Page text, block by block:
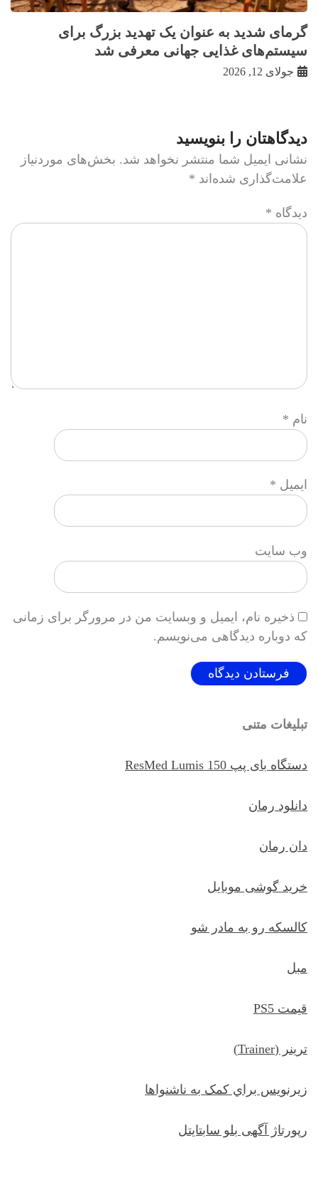
گرمای شدید به عنوان یک تهدید بزرگ برای
سیستم‌های غذایی جهانی معرفی شد
جولای 12, 2026
دیدگاهتان را بنویسید
نشانی ایمیل شما منتشر نخواهد شد. بخش‌های موردنیاز
علامت‌گذاری شده‌اند *
دیدگاه *
نام *
ایمیل *
وب‌ سایت
ذخیره نام، ایمیل و وبسایت من در مرورگر برای زمانی
که دوباره دیدگاهی می‌نویسم.
تبلیغات متنی
دستگاه بای پپ ResMed Lumis 150
دانلود رمان
دان رمان
خرید گوشی موبایل
کالسکه رو به مادر شو
مبل
قیمت PS5
ترينر (Trainer)
زيرنويس براي کمک به ناشنواها
رپورتاژ آگهی بلو سابتایتل